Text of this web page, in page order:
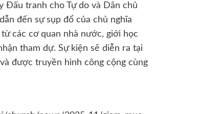
Đấu tranh cho Tự do và Dân chủ
đến sự sụp đổ của chủ nghĩa
các cơ quan nhà nước, giới học
tham dự. Sự kiện sẽ diễn ra tại
được truyền hình công cộng cùng